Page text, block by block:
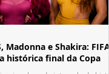
Madonna e Shakira: FIFA
histórica final da Copa